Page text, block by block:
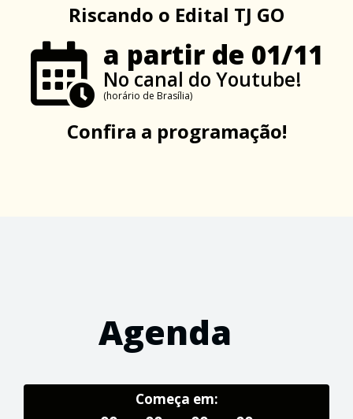
Riscando o Edital TJ GO
a partir de 01/11
No canal do Youtube!
(horário de Brasília)
Confira a programação!
Agenda
Começa em: